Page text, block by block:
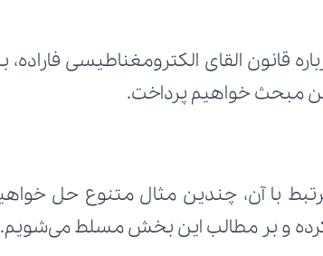
مبحث خواهیم پرداخت.
و بر مطالب این بخش مسلط می‌شویم.